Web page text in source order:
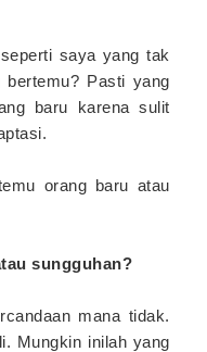
saya yang tak
bertemu? Pasti yang
baru karena sulit
orang baru atau
sungguhan?
mana tidak.
Mungkin inilah yang